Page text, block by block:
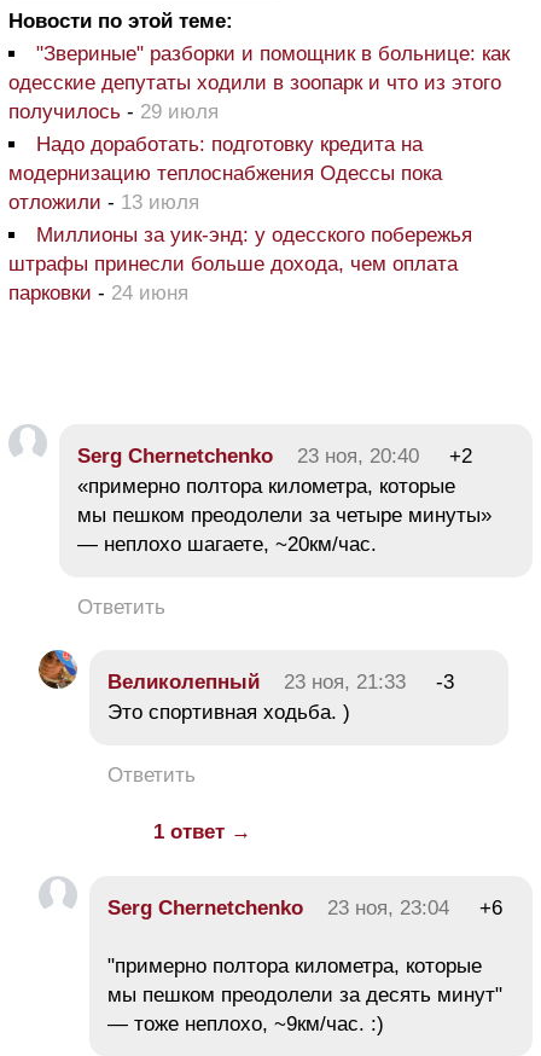
Новости по этой теме:
"Звериные" разборки и помощник в больнице: как
одесские депутаты ходили в зоопарк и что из этого
получилось - 29 июля
Надо доработать: подготовку кредита на
модернизацию теплоснабжения Одессы пока
отложили - 13 июля
Миллионы за уик-энд: у одесского побережья
штрафы принесли больше дохода, чем оплата
парковки - 24 июня
Serg Chernetchenko 23 ноя, 20:40
+2
«примерно полтора километра, которые
мы пешком преодолели за четыре минуты»
— неплохо шагаете, ~20км/час.
Ответить
Великолепный 23 ноя, 21:33
-3
Это спортивная ходьба. )
Ответить
1 ответ →
Serg Chernetchenko 23 ноя, 23:04 +6
"примерно полтора километра, которые
мы пешком преодолели за десять минут"
— тоже неплохо, ~9км/час. :)